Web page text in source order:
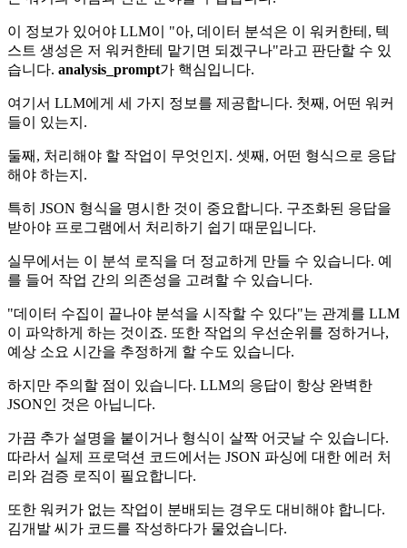
이 정보가 있어야 LLM이 "아, 데이터 분석은 이 워커한테, 텍
스트 생성은 저 워커한테 맡기면 되겠구나"라고 판단할 수 있
습니다. analysis_prompt가 핵심입니다.
여기서 LLM에게 세 가지 정보를 제공합니다. 첫째, 어떤 워커
들이 있는지.
둘째, 처리해야 할 작업이 무엇인지. 셋째, 어떤 형식으로 응답
해야 하는지.
특히 JSON 형식을 명시한 것이 중요합니다. 구조화된 응답을
받아야 프로그램에서 처리하기 쉽기 때문입니다.
실무에서는 이 분석 로직을 더 정교하게 만들 수 있습니다. 예
를 들어 작업 간의 의존성을 고려할 수 있습니다.
"데이터 수집이 끝나야 분석을 시작할 수 있다"는 관계를 LLM
이 파악하게 하는 것이죠. 또한 작업의 우선순위를 정하거나,
예상 소요 시간을 추정하게 할 수도 있습니다.
하지만 주의할 점이 있습니다. LLM의 응답이 항상 완벽한
JSON인 것은 아닙니다.
가끔 추가 설명을 붙이거나 형식이 살짝 어긋날 수 있습니다.
따라서 실제 프로덕션 코드에서는 JSON 파싱에 대한 에러 처
리와 검증 로직이 필요합니다.
또한 워커가 없는 작업이 분배되는 경우도 대비해야 합니다.
김개발 씨가 코드를 작성하다가 물었습니다.